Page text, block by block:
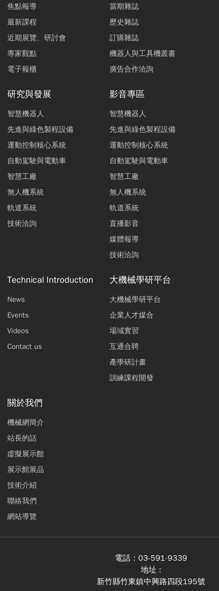
焦點報導
最新課程
近期展覽、研討會
專家觀點
電子報櫃
當期雜誌
歷史雜誌
訂購雜誌
機器人與工具機叢書
廣告合作洽詢
研究與發展
智慧機器人
先進與綠色製程設備
運動控制核心系統
自動駕駛與電動車
智慧工廠
無人機系統
軌道系統
技術洽詢
影音專區
智慧機器人
先進與綠色製程設備
運動控制核心系統
自動駕駛與電動車
智慧工廠
無人機系統
軌道系統
直播影音
媒體報導
技術洽詢
Technical Introduction
News
Events
Videos
Contact us
大機械學研平台
大機械學研平台
企業人才媒合
場域實習
互通合聘
產學研計畫
訓練課程開發
關於我們
機械網簡介
站長的話
虛擬展示館
展示館展品
技術介紹
聯絡我們
網站導覽
電話： 03-591-9339
地址 :
新竹縣竹東鎮中興路四段195號